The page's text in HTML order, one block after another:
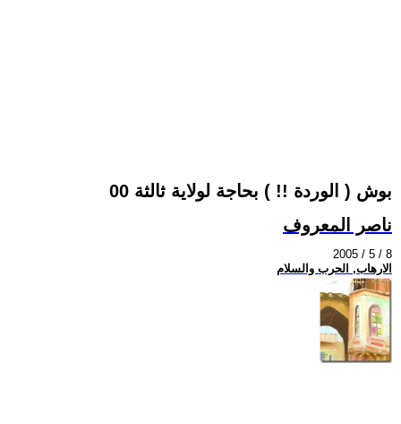
بوش ( الوردة !! ) بحاجة لولاية ثالثة 00
ناصر المعروف
2005 / 5 / 8
الارهاب, الحرب والسلام